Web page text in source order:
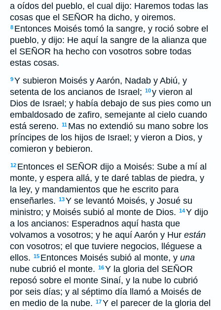
a oídos del pueblo, el cual dijo: Haremos todas las
cosas que el SEÑOR ha dicho, y oiremos.
8 Entonces Moisés tomó la sangre, y roció sobre el
pueblo, y dijo: He aquí la sangre de la alianza que
el SEÑOR ha hecho con vosotros sobre todas
estas cosas.
9Y subieron Moisés y Aarón, Nadab y Abiú, y
setenta de los ancianos de Israel; 10y vieron al
Dios de Israel; y había debajo de sus pies como un
embaldosado de zafiro, semejante al cielo cuando
está sereno. 11 Mas no extendió su mano sobre los
príncipes de los hijos de Israel; y vieron a Dios, y
comieron y bebieron.
12 Entonces el SEÑOR dijo a Moisés: Sube a mí al
monte, y espera allá, y te daré tablas de piedra, y
la ley, y mandamientos que he escrito para
enseñarles. 13Y se levantó Moisés, y Josué su
ministro; y Moisés subió al monte de Dios. 14Y dijo
a los ancianos: Esperadnos aquí hasta que
volvamos a vosotros; y he aquí Aarón y Hur están
con vosotros; el que tuviere negocios, lléguese a
ellos. 15 Entonces Moisés subió al monte, y una
nube cubrió el monte. 16Y la gloria del SEÑOR
reposó sobre el monte Sinaí, y la nube lo cubrió
por seis días; y al séptimo día llamó a Moisés de
en medio de la nube. 17Y el parecer de la gloria del